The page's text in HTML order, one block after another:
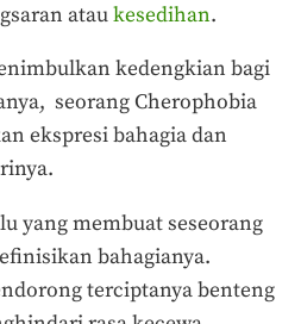
ataukesedihan.
kedengkian bagi
seorang Cherophobia
ekspresi bahagia dan
yang membuat seseorang
bahagianya.
terciptanya benteng